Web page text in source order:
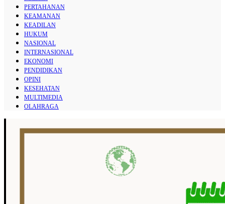
PERTAHANAN
KEAMANAN
KEADILAN
HUKUM
NASIONAL
INTERNASIONAL
EKONOMI
PENDIDIKAN
OPINI
KESEHATAN
MULTIMEDIA
OLAHRAGA